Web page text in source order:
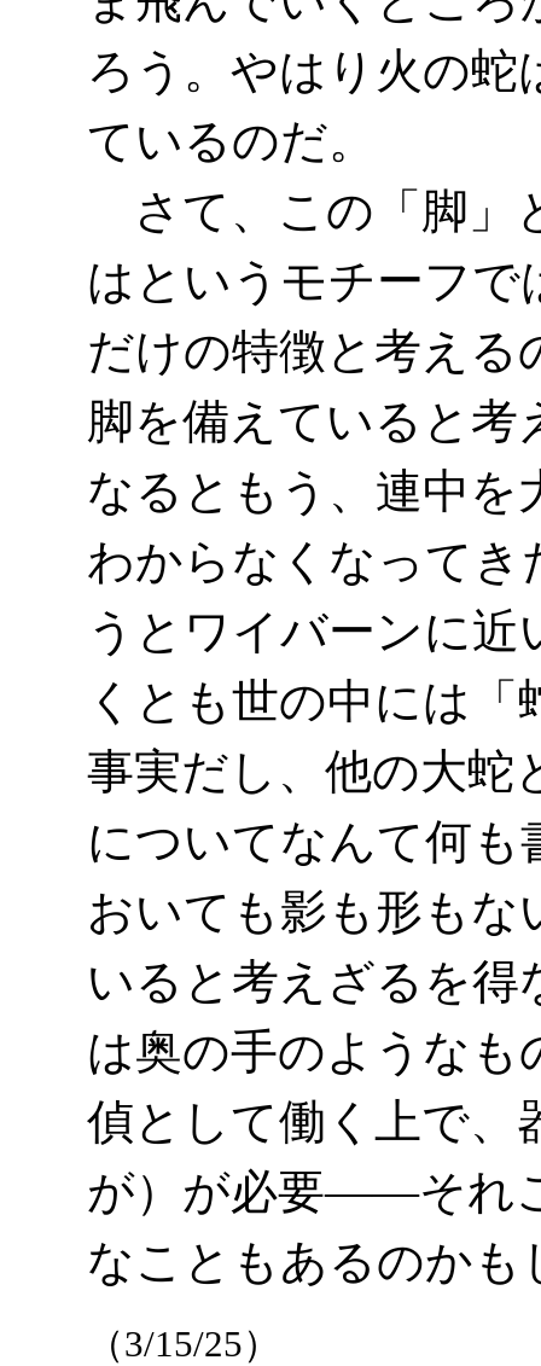
ろう。やはり火の蛇
ているのだ。
さて、この「脚」
はというモチーフ
だけの特徴と考える
脚を備えていると考
なるともう、連中を
わからなくなって
うとワイバーンに
くとも世の中には
事実だし、他の大蛇
についてなんて何
おいても影も形もな
いると考えざるを得
は奥の手のような
偵として働く上で、
が）が必要――それ
なこともあるのかも
（3/15/25）